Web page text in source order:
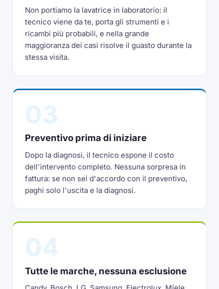
Non portiamo la lavatrice in laboratorio: il
tecnico viene da te, porta gli strumenti e i
ricambi più probabili, e nella grande
maggioranza dei casi risolve il guasto durante la
stessa visita.
Preventivo prima di iniziare
Dopo la diagnosi, il tecnico espone il costo
dell'intervento completo. Nessuna sorpresa in
fattura: se non sei d'accordo con il preventivo,
paghi solo l'uscita e la diagnosi.
Tutte le marche, nessuna esclusione